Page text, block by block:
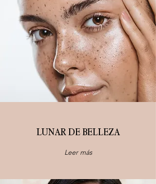
LUNAR DE BELLEZA
Leer más